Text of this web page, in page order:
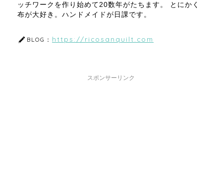
ッチワークを作り始めて20数年がたちます。 とにかく
布が大好き。ハンドメイドが日課です。
BLOG： https://ricosanquilt.com
スポンサーリンク